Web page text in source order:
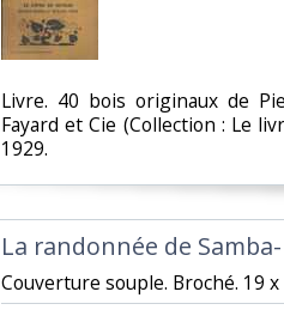
‎Livre. 40 bois originaux de
Fayard et Cie (Collection : Le
1929.‎
‎La randonnée de
‎Couverture souple. Broché. 19 x